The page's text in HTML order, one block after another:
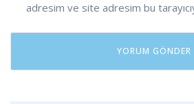
adresim ve site adresim bu